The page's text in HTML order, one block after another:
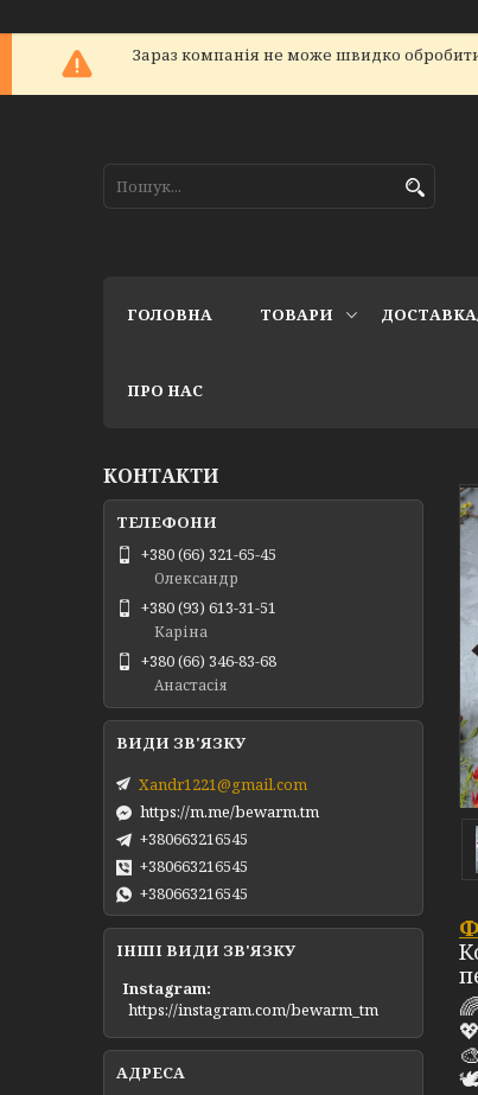
Зараз компанія не може швидко
ГОЛОВНА ТОВАРИ
ПРО НАС
🕊
КОНТАКТИ
+380 (66) 321-65-45
Олександр
+380 (93) 613-31-51
Каріна
+380 (66) 346-83-68
Анастасія
Xandr1221@gmail.com
https://m.me/bewarm.tm
+380663216545
+380663216545
+380663216545
ІНШІ ВИДИ ЗВ'ЯЗКУ
Instagram
https://instagram.com/bewarm_tm